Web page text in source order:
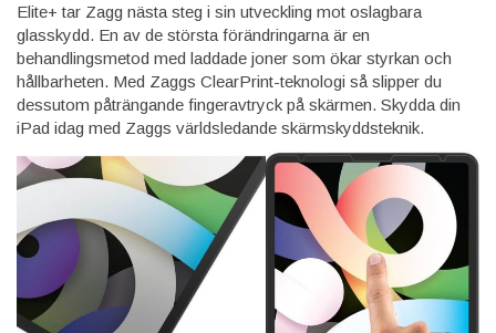
Elite+ tar Zagg nästa steg i sin utveckling mot oslagbara
glasskydd. En av de största förändringarna är en
behandlingsmetod med laddade joner som ökar styrkan och
hållbarheten. Med Zaggs ClearPrint-teknologi så slipper du
dessutom påträngande fingeravtryck på skärmen. Skydda din
iPad idag med Zaggs världsledande skärmskyddsteknik.